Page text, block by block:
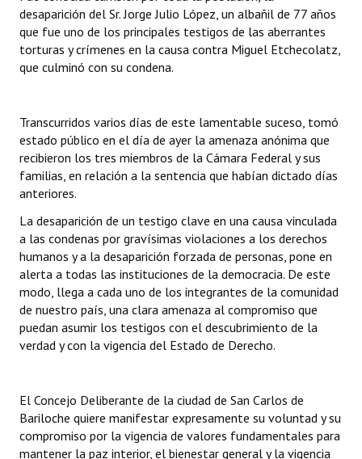
desaparición del Sr. Jorge Julio López, un albañil de 77 años
que fue uno de los principales testigos de las aberrantes
torturas y crímenes en la causa contra Miguel Etchecolatz,
que culminó con su condena.
Transcurridos varios días de este lamentable suceso, tomó
estado público en el día de ayer la amenaza anónima que
recibieron los tres miembros de la Cámara Federal y sus
familias, en relación a la sentencia que habían dictado días
anteriores.
La desaparición de un testigo clave en una causa vinculada
a las condenas por gravísimas violaciones a los derechos
humanos y a la desaparición forzada de personas, pone en
alerta a todas las instituciones de la democracia. De este
modo, llega a cada uno de los integrantes de la comunidad
de nuestro país, una clara amenaza al compromiso que
puedan asumir los testigos con el descubrimiento de la
verdad y con la vigencia del Estado de Derecho.
El Concejo Deliberante de la ciudad de San Carlos de
Bariloche quiere manifestar expresamente su voluntad y su
compromiso por la vigencia de valores fundamentales para
mantener la paz interior, el bienestar general y la vigencia